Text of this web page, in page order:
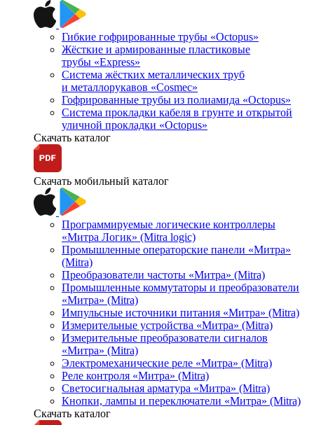
Гибкие гофрированные трубы «Octopus»
Жёсткие и армированные пластиковые
трубы «Express»
Система жёстких металлических труб
и металлорукавов «Cosmec»
Гофрированные трубы из полиамида «Octopus»
Система прокладки кабеля в грунте и открытой
уличной прокладки «Octopus»
Скачать каталог
Скачать мобильный каталог
Программируемые логические контроллеры
«Митра Логик» (Mitra logic)
Промышленные операторские панели «Митра»
(Mitra)
Преобразователи частоты «Митра» (Mitra)
Промышленные коммутаторы и преобразователи
«Митра» (Mitra)
Импульсные источники питания «Митра» (Mitra)
Измерительные устройства «Митра» (Mitra)
Измерительные преобразователи сигналов
«Митра» (Mitra)
Электромеханические реле «Митра» (Mitra)
Реле контроля «Митра» (Mitra)
Светосигнальная арматура «Митра» (Mitra)
Кнопки, лампы и переключатели «Митра» (Mitra)
Скачать каталог